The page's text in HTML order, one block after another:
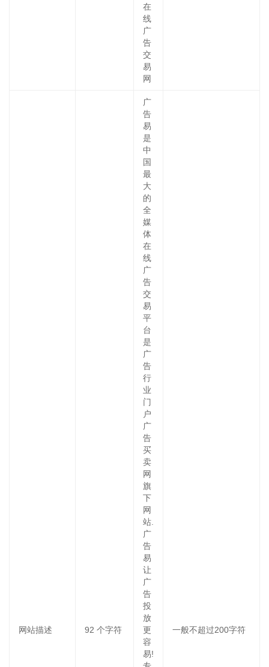
在
线
广
告
交
易
网
网站描述 92 个字符
广
告
易
是
中
国
最
大
的
全
媒
体
在
线
广
告
交
易
平
台
是
广
告
行
业
门
户
广
告
买
卖
网
旗
下
网
站.
广
告
易
让
广
告
投
放
更
容
易!
一般不超过200字符